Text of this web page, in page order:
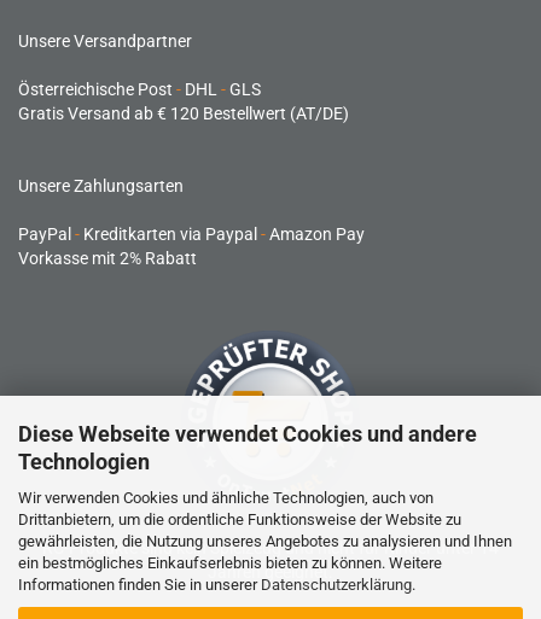
Diese Webseite verwendet Cookies und andere
Technologien
Wir verwenden Cookies und ähnliche Technologien, auch von
Drittanbietern, um die ordentliche Funktionsweise der Website zu
gewährleisten, die Nutzung unseres Angebotes zu analysieren und Ihnen
ein bestmögliches Einkaufserlebnis bieten zu können. Weitere
Informationen finden Sie in unserer Datenschutzerklärung.
Unsere Versandpartner
Österreichische Post - DHL -GLS
Gratis Versand ab € 120 Bestellwert (AT/DE)
Unsere Zahlungsarten
PayPal - Kreditkarten via Paypal -Amazon Pay
Vorkasse mit 2% Rabatt
RC-Produkte sind kein Spielzeug und nicht für Kinder unter 14
Jahren geeignet.